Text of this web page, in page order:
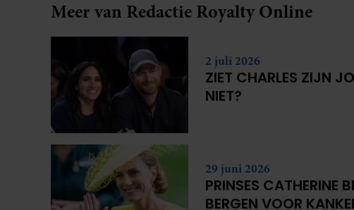
Meer van Redactie Royalty Online
2 juli 2026
ZIET CHARLES ZIJN
NIET?
29 juni 2026
PRINSES CATHERINE
BERGEN VOOR